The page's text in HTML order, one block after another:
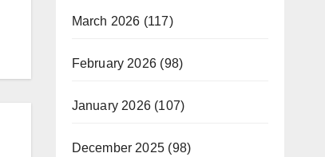
March 2026 (117)
February 2026 (98)
January 2026(107)
December 2025 (98)